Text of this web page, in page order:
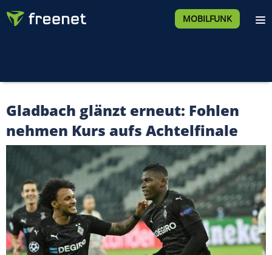
MOBILFUNK
Gladbach glänzt erneut: Fohlen
nehmen Kurs aufs Achtelfinale